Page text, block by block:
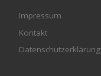
Impressum
Kontakt
Datenschutzerklärung